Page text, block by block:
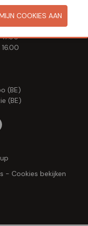
(BE)
(BE)
- Cookies bekijken